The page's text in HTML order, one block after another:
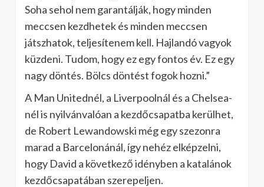
Soha sehol nem garantálják, hogy minden
meccsen kezdhetek és minden meccsen
játszhatok, teljesítenem kell. Hajlandó vagyok
küzdeni. Tudom, hogy ez egy fontos év. Ez egy
nagy döntés. Bölcs döntést fogok hozni.”
A Man Unitednél, a Liverpoolnál és a Chelsea-
nél is nyilvánvalóan a kezdőcsapatba kerülhet,
de Robert Lewandowski még egy szezonra
marad a Barcelonánál, így nehéz elképzelni,
hogy David a következő idényben a katalánok
kezdőcsapatában szerepeljen.